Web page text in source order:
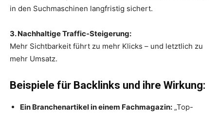
in den Suchmaschinen langfristig sichert.
3. Nachhaltige Traffic-Steigerung:
Mehr Sichtbarkeit führt zu mehr Klicks – und letztlich zu
mehr Umsatz.
Beispiele für Backlinks und ihre Wirkung:
Ein Branchenartikel in einem Fachmagazin: „Top-